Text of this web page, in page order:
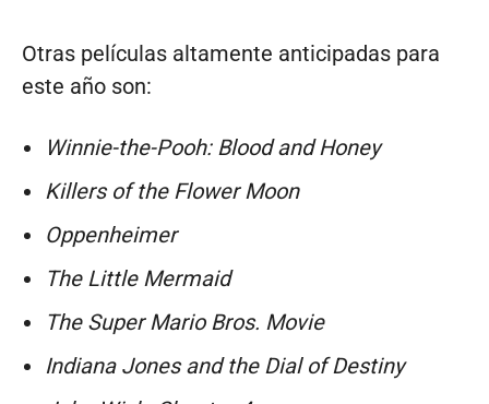
Otras películas altamente anticipadas para
este año son:
Winnie-the-Pooh: Blood and Honey
Killers of the Flower Moon
Oppenheimer
The Little Mermaid
The Super Mario Bros. Movie
Indiana Jones and the Dial of Destiny